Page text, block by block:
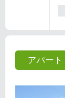
アパート